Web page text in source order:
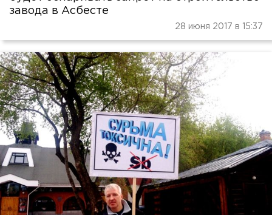
завода в Асбесте
28 июня 2017 в 15:37